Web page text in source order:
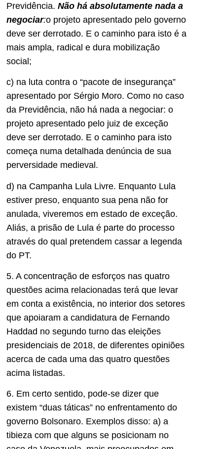
Previdência. Não há absolutamente nada a
negociar:o projeto apresentado pelo governo
deve ser derrotado. E o caminho para isto é a
mais ampla, radical e dura mobilização
social;
c) na luta contra o “pacote de insegurança”
apresentado por Sérgio Moro. Como no caso
da Previdência, não há nada a negociar: o
projeto apresentado pelo juiz de exceção
deve ser derrotado. E o caminho para isto
começa numa detalhada denúncia de sua
perversidade medieval.
d) na Campanha Lula Livre. Enquanto Lula
estiver preso, enquanto sua pena não for
anulada, viveremos em estado de exceção.
Aliás, a prisão de Lula é parte do processo
através do qual pretendem cassar a legenda
do PT.
5. A concentração de esforços nas quatro
questões acima relacionadas terá que levar
em conta a existência, no interior dos setores
que apoiaram a candidatura de Fernando
Haddad no segundo turno das eleições
presidenciais de 2018, de diferentes opiniões
acerca de cada uma das quatro questões
acima listadas.
6. Em certo sentido, pode-se dizer que
existem “duas táticas” no enfrentamento do
governo Bolsonaro. Exemplos disso: a) a
tibieza com que alguns se posicionam no